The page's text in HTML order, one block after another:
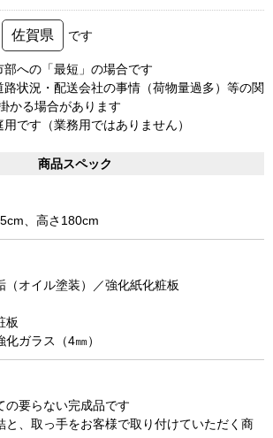
佐賀県 です
への「最短」の場合です
状況・配送会社の事情（荷物量過多）等の関
かる場合があります
です（業務用ではありません）
商品スペック
、高さ180cm
（オイル塗装）／強化紙化粧板
板
ガラス（4㎜）
の要らない完成品です
と、取っ手をお客様で取り付けていただく商